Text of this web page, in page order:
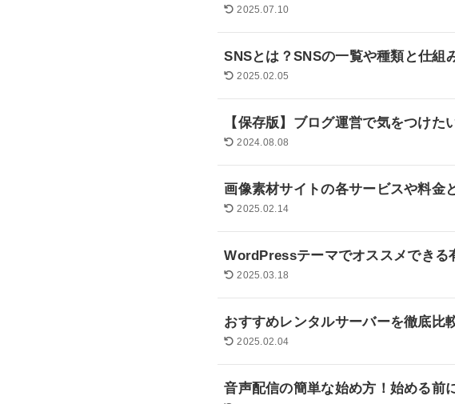
2025.07.10
SNSとは？SNSの一覧や種類と仕組
2025.02.05
【保存版】ブログ運営で気をつけ
2024.08.08
画像素材サイトの各サービスや料金
2025.02.14
WordPressテーマでオススメできる
2025.03.18
おすすめレンタルサーバーを徹底
2025.02.04
音声配信の簡単な始め方！始める前